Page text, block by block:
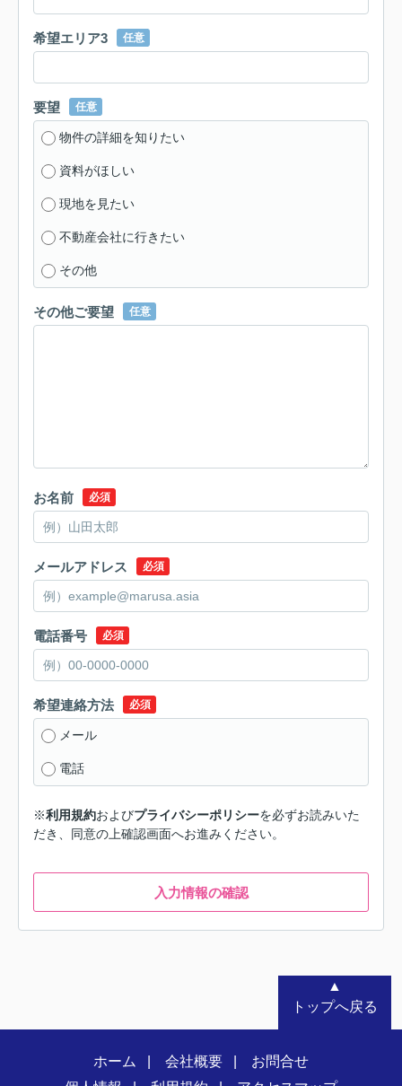
希望エリア3 任意
要望 任意
物件の詳細を知りたい
資料がほしい
現地を見たい
不動産会社に行きたい
その他
その他ご要望 任意
お名前 必須
メールアドレス 必須
電話番号 必須
希望連絡方法 必須
メール
電話
※利用規約およびプライバシーポリシーを必ずお読みいた
だき、同意の上確認画面へお進みください。
入力情報の確認
▲
トップへ戻る
ホーム 会社概要
お問合せ